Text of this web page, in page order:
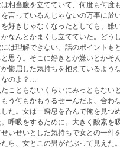
相当腹を立てていて、何度も何度
言っているんじゃないの万事に於
好きじゃなくなったとしても、嫌
なんとかまくし立てていた。どう
は理解できない。話のポイントも
思う。そこに好きとか嫌いとかそ
鬱屈した気持ちを抱えているよう
なのよ？…
こともないくらいにみっともない
う何もかもうるせーんだよ、合わ
た。女は一瞬息を呑んで俺を見つ
呼吸をするために。大きく酸素を
いせいとした気持ちで女との一件
ら、女とこの男がだぶって見えた